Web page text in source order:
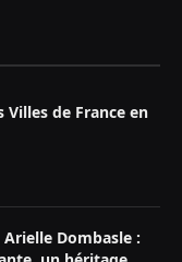
Villes de France en
Arielle Dombasle :